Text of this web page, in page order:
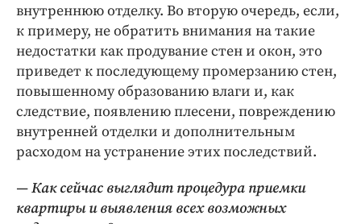
внутреннюю отделку. Во вторую очередь, если,
к примеру, не обратить внимания на такие
недостатки как продувание стен и окон, это
приведет к последующему промерзанию стен,
повышенному образованию влаги и, как
следствие, появлению плесени, повреждению
внутренней отделки и дополнительным
расходом на устранение этих последствий.
— Как сейчас выглядит процедура приемки
квартиры и выявления всех возможных